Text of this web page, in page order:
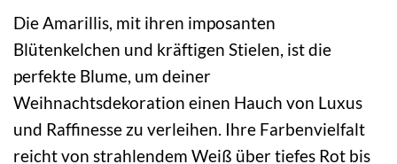
Die Amarillis, mit ihren imposanten
Blütenkelchen und kräftigen Stielen, ist die
perfekte Blume, um deiner
Weihnachtsdekoration einen Hauch von Luxus
und Raffinesse zu verleihen. Ihre Farbenvielfalt
reicht von strahlendem Weiß über tiefes Rot bis